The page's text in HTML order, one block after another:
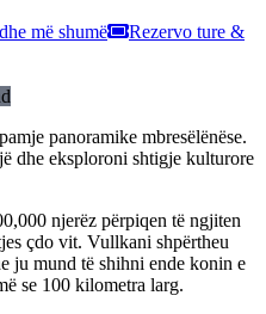
më shumë
Rezervo ture &
panoramike mbresëlënëse.
dhe eksploroni shtigje kulturore
njerëz përpiqen të ngjiten
çdo vit. Vullkani shpërtheu
ju mund të shihni ende konin e
se 100 kilometra larg.